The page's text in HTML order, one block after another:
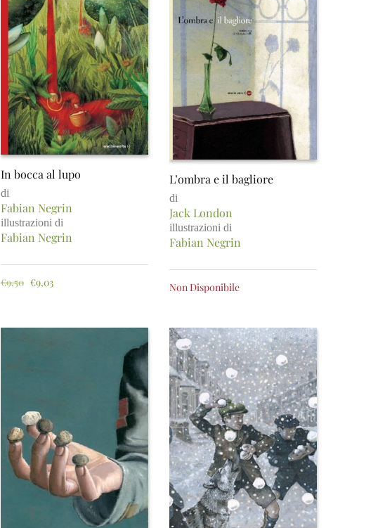
In bocca al lupo
di
Fabian Negrin
illustrazioni di
Fabian Negrin
€9,50 €9,03
L’ombra e il bagliore
di
Jack London
illustrazioni di
Fabian Negrin
Non Disponibile